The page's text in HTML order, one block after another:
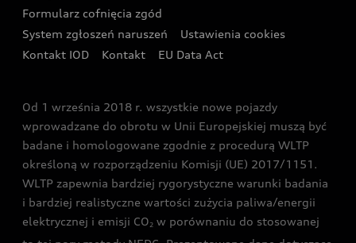
Ubezpieczenie
Audi exclusive
Audi i Puchar Świata w Skokach Narciarskich w
Zakopanem
Formularz cofnięcia zgód
System zgłoszeń naruszeń
Ustawienia cookies
Kontakt IOD
Kontakt EU Data Act
Od 1 września 2018 r. wszystkie nowe pojazdy
wprowadzane do obrotu w Unii Europejskiej muszą być
badane i homologowane zgodnie z procedurą WLTP
określoną w rozporządzeniu Komisji (UE) 2017/1151.
WLTP zapewnia bardziej rygorystyczne warunki badania
i bardziej realistyczne wartości zużycia paliwa/energii
elektrycznej i emisji CO2 w porównaniu do stosowanej